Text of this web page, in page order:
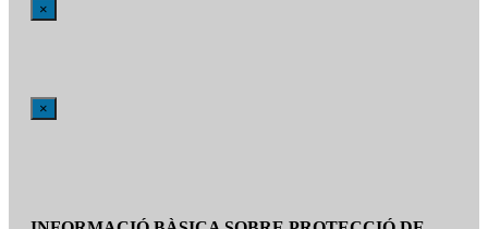
×
×